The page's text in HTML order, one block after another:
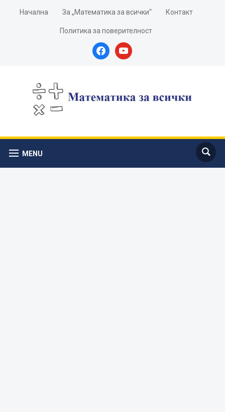
Начална За „Математика за всички“ Контакт
Политика за поверителност
facebookyoutube
MENU